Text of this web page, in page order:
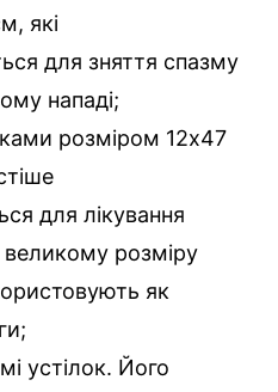
які
для зняття спазму
нападі;
розміром 12х47
для лікування
розміру
як
устілок. Його